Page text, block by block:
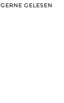
GERNE GELESEN